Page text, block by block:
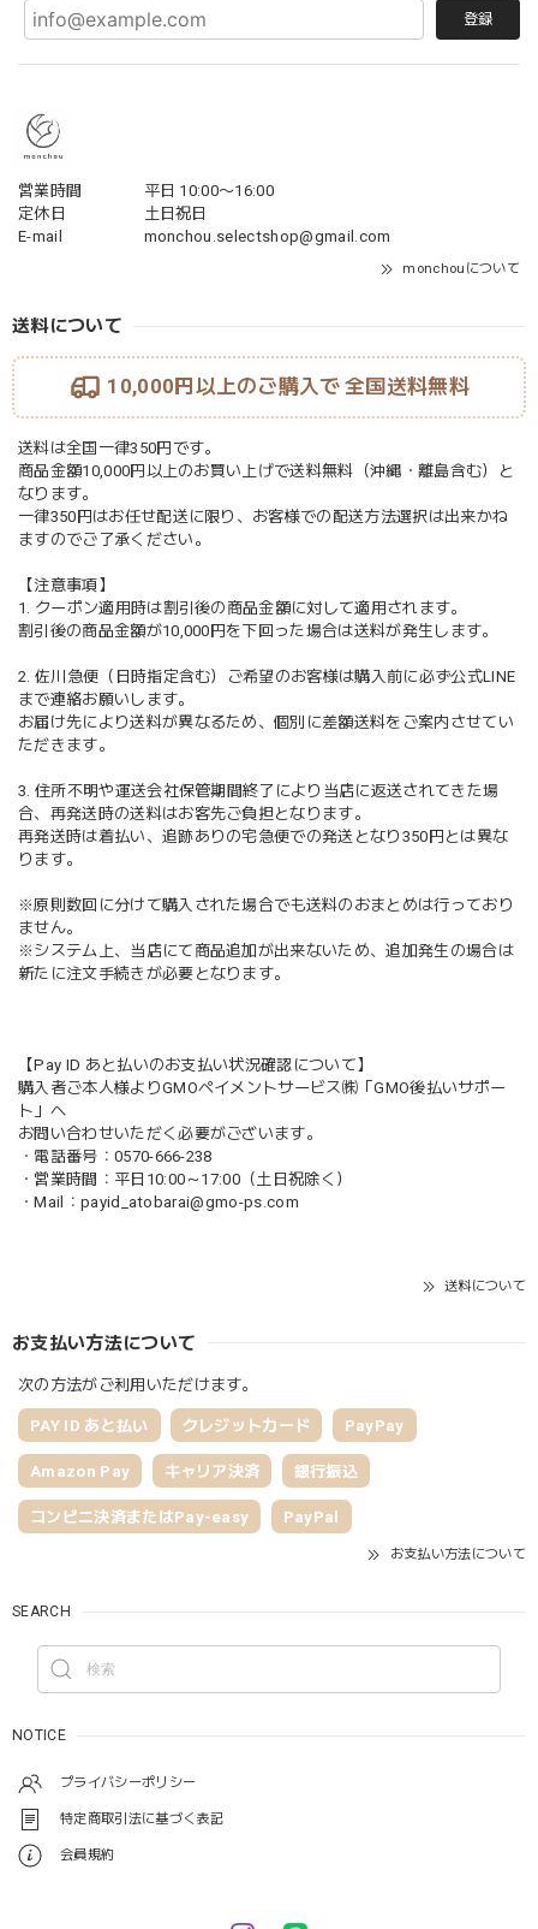
登録
営業時間
平日 10:00〜16:00
定休日
土日祝日
E-mail
monchou.selectshop@gmail.com
monchouについて
送料について
10,000円以上のご購入で 全国送料無料
送料は全国一律350円です。
商品金額10,000円以上のお買い上げで送料無料（沖縄・離島含む）と
なります。
一律350円はお任せ配送に限り、お客様での配送方法選択は出来かね
ますのでご了承ください。
【注意事項】
1. クーポン適用時は割引後の商品金額に対して適用されます。
割引後の商品金額が10,000円を下回った場合は送料が発生します。
2. 佐川急便（日時指定含む）ご希望のお客様は購入前に必ず公式LINE
まで連絡お願いします。
お届け先により送料が異なるため、個別に差額送料をご案内させてい
ただきます。
3. 住所不明や運送会社保管期間終了により当店に返送されてきた場
合、再発送時の送料はお客先ご負担となります。
再発送時は着払い、追跡ありの宅急便での発送となり350円とは異な
ります。
※原則数回に分けて購入された場合でも送料のおまとめは行っており
ません。
※システム上、当店にて商品追加が出来ないため、追加発生の場合は
新たに注文手続きが必要となります。
【Pay ID あと払いのお支払い状況確認について】
購入者ご本人様よりGMOペイメントサービス㈱「GMO後払いサポー
ト」へ
お問い合わせいただく必要がございます。
・電話番号：0570-666-238
・営業時間：平日10:00～17:00（土日祝除く）
・Mail： payid_atobarai@gmo-ps.com
送料について
お支払い方法について
次の方法がご利用いただけます。
PAY ID あと払い クレジットカード PayPay
Amazon Pay キャリア決済 銀行振込
コンビニ決済またはPay-easy PayPal
お支払い方法について
SEARCH
NOTICE
プライバシーポリシー
特定商取引法に基づく表記
会員規約